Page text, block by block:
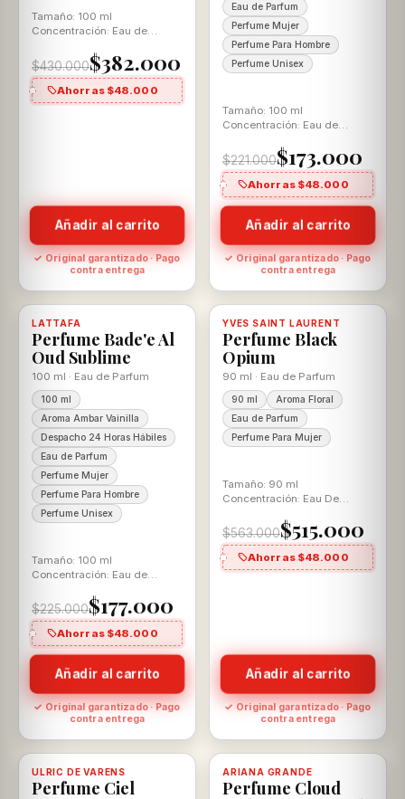
Tamaño: 100 ml
Concentración: Eau de
Oriental
$430.000$382.000
Ahorras $48.000
Añadir al carrito
✓ Original garantizado · Pago
contra entrega
Eau de Parfum
Perfume Mujer
Perfume Para Hombre
Perfume Unisex
Tamaño: 100 ml
Concentración: Eau de
Vainilla Para Ella y El
$221.000$173.000
Ahorras $48.000
Añadir al carrito
✓ Original garantizado · Pago
contra entrega
-21%
LATTAFA
Perfume Bade'e Al
Oud Sublime
100 ml · Eau de Parfum
100 ml
Aroma Ambar Vainilla
Despacho 24 Horas Hábiles
Eau de Parfum
Perfume Mujer
Perfume Para Hombre
Perfume Unisex
Tamaño: 100 ml
Concentración: Eau de
Vainilla Para Ella y El
$225.000$177.000
Ahorras $48.000
Disponible, con descuento
Añadir al carrito
✓ Original garantizado · Pago
contra entrega
-9% 100% ORIGINAL
YVES SAINT LAURENT
Perfume Black
Opium
90 ml · Eau de Parfum
90 ml
Aroma Floral
Eau de Parfum
Perfume Para Mujer
Tamaño: 90 ml
Concentración: Eau De
Vainilla
$563.000$515.000
Ahorras $48.000
Disponible, con descuento
Añadir al carrito
✓ Original garantizado · Pago
contra entrega
-29% 100% ORIGINAL
ULRIC DE VARENS
Perfume Ciel
Disponible, con descuento -13% 100% ORIGINAL
ARIANA GRANDE
Perfume Cloud
Disponible, con descuento